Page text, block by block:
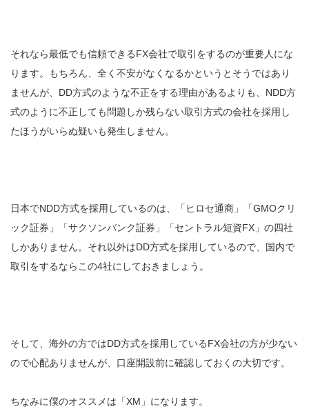
それなら最低でも信頼できるFX会社で取引をするのが重要人にな
ります。もちろん、全く不安がなくなるかというとそうではあり
ませんが、DD方式のような不正をする理由があるよりも、NDD方
式のように不正しても問題しか残らない取引方式の会社を採用し
たほうがいらぬ疑いも発生しません。
日本でNDD方式を採用しているのは、「ヒロセ通商」「GMOクリ
ック証券」「サクソンバンク証券」「セントラル短資FX」の四社
しかありません。それ以外はDD方式を採用しているので、国内で
取引をするならこの4社にしておきましょう。
そして、海外の方ではDD方式を採用しているFX会社の方が少ない
ので心配ありませんが、口座開設前に確認しておくの大切です。
ちなみに僕のオススメは「XM」になります。